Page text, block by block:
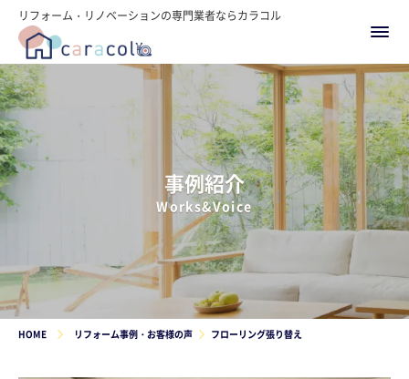
リフォーム・リノベーションの専門業者ならカラコル
事例紹介
Works&Voice
HOME リフォーム事例・お客様の声 フローリング張り替え